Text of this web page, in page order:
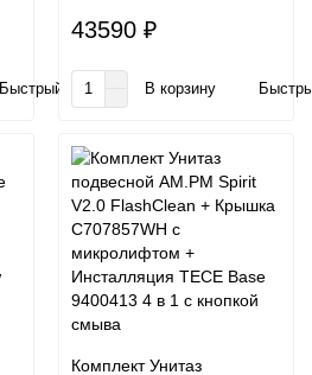
Быстрый заказ
43590 ₽
В корзину
Комплект Унитаз